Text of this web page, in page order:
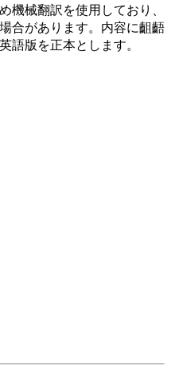
機械翻訳を使用しており、
合があります。内容に齟齬
語版を正本とします。